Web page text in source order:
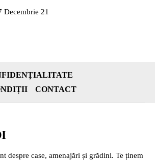
Decembrie 21
CONTACT
despre case, amenajări și grădini. Te ținem